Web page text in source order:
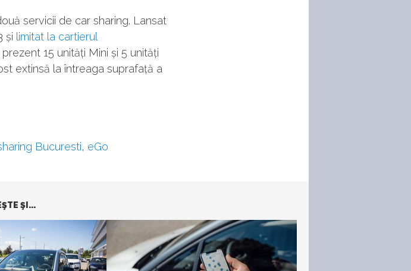
servicii de car sharing. Lansat
și limitat la cartierul
15 unități Mini și 5 unități
extinsă la întreaga suprafață a
Bucuresti, eGo
ŞI...